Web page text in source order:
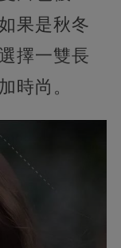
果是秋冬
擇一雙長
時尚。